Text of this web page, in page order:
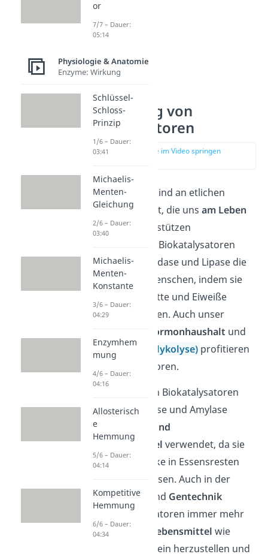
Verwendung von
Biokatalysatoren
zur Stelle im Video springen
Biokatalysatoren sind an etlichen
Prozessen beteiligt, die uns am Leben
erhalten. So unterstützen
beispielsweise die Biokatalysatoren
Peptidase, Glykosidase und Lipase die
Verdauung
des Menschen, indem sie
Kohlenhydrate, Fette und Eiweiße
voneinander spalten. Auch unser
Hormonhaushalt und
Zellatmung (Glykolyse) profitieren
von den Katalysatoren.
Außerdem werden Biokatalysatoren
wie Lipase, Protease und Amylase
häufig in
Wasch- und
Geschirrspülmittel verwendet, da sie
die Fette und Stärke in Essensresten
und Flecken gut lösen. Auch in der
Biotechnologie
und Gentechnik
gewinnen Katalysatoren immer mehr
an Relevanz, um
Lebensmittel wie
Milch, Käse und Wein herzustellen und
or
7/7 – Dauer:
05:14
Physiologie & Anatomie
Enzyme: Wirkung
Schlüssel-
Schloss-
Prinzip
1/6 – Dauer:
03:41
Michaelis-
Menten-
Gleichung
2/6 – Dauer:
03:40
Michaelis-
Menten-
Konstante
3/6 – Dauer:
04:29
Enzymhem
mung
4/6 – Dauer:
04:16
Allosterisch
e
Hemmung
5/6 – Dauer:
04:14
Kompetitive
Hemmung
6/6 – Dauer:
04:34